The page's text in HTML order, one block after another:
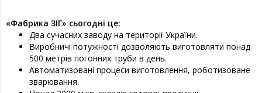
«Фабрика ЗІГ» сьогодні це:
Два сучасних заводу на території України.
Виробничі потужності дозволяють виготовляти понад
500 метрів погонних труби в день.
Автоматизовані процеси виготовлення, роботизоване
зварювання.